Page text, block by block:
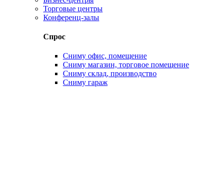
Торговые центры
Конференц-залы
Спрос
Сниму офис, помещение
Сниму магазин, торговое помещение
Сниму склад, производство
Сниму гараж